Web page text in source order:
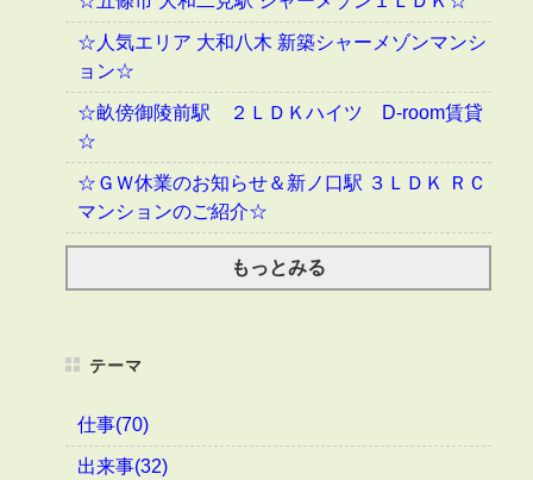
☆人気エリア 大和八木 新築シャーメゾンマンシ
ョン☆
☆畝傍御陵前駅 ２ＬＤＫハイツ D-room賃貸
☆
☆ＧＷ休業のお知らせ＆新ノ口駅 ３ＬＤＫ ＲＣ
マンションのご紹介☆
もっとみる
テーマ
仕事(70)
出来事(32)